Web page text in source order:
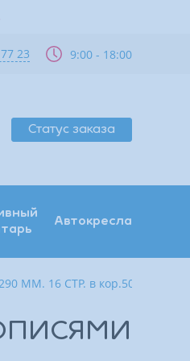
23 9:00 - 18:00
Статус заказа
Автокресла
ММ. 16 СТР. в кор.50шт